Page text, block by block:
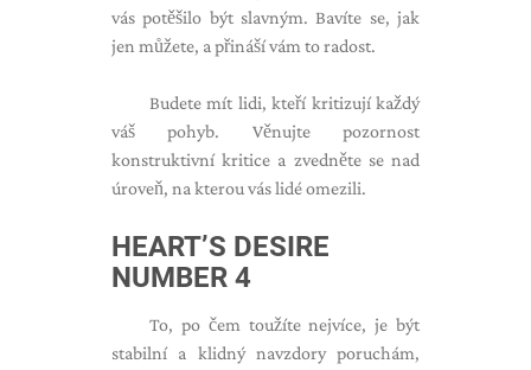
vás potěšilo být slavným. Bavíte se, jak
jen můžete, a přináší vám to radost.
Budete mít lidi, kteří kritizují každý
váš pohyb. Věnujte pozornost
konstruktivní kritice a zvedněte se nad
úroveň, na kterou vás lidé omezili.
HEART’S DESIRE
NUMBER 4
To, po čem toužíte nejvíce, je být
stabilní a klidný navzdory poruchám,